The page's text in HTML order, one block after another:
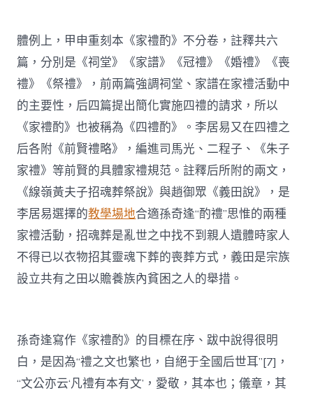
體例上，甲申重刻本《家禮酌》不分卷，註釋共六
篇，分別是《祠堂》《家譜》《冠禮》《婚禮》《喪
禮》《祭禮》，前兩篇強調祠堂、家譜在家禮活動中
的主要性，后四篇提出簡化實施四禮的請求，所以
《家禮酌》也被稱為《四禮酌》。李居易又在四禮之
后各附《前賢禮略》，編進司馬光、二程子、《朱子
家禮》等前賢的具體家禮規范。註釋后所附的兩文，
《線嶺黃夫子招魂葬祭說》與趙御眾《義田說》，是
李居易選擇的教學場地合適孫奇逢“酌禮”思惟的兩種
家禮活動，招魂葬是亂世之中找不到親人遺體時家人
不得已以衣物招其靈魂下葬的喪葬方式，義田是宗族
設立共有之田以贍養族內貧困之人的舉措。
孫奇逢寫作《家禮酌》的目標在序、跋中說得很明
白，是因為“禮之文也繁也，自絕于全國后世耳”[7]，
“文公亦云‘凡禮有本有文’，愛敬，其本也；儀章，其